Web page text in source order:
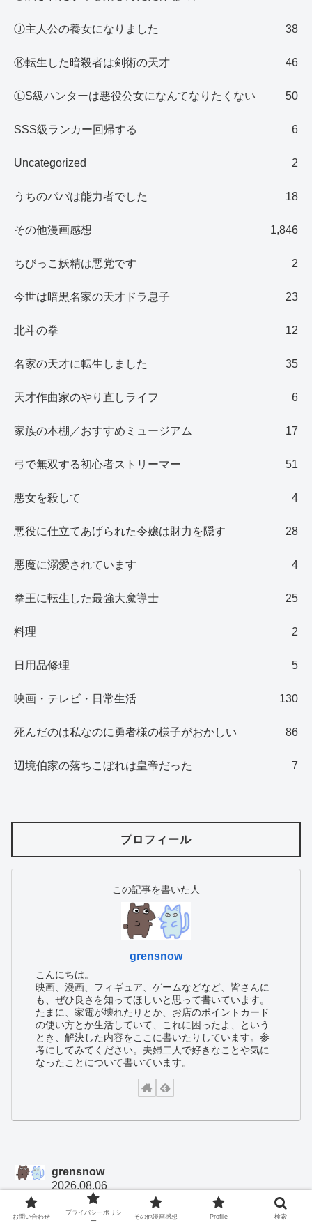
Ⓙ主人公の養女になりました 38
Ⓚ転生した暗殺者は剣術の天才 46
ⓁS級ハンターは悪役公女になんてなりたくない 50
SSS級ランカー回帰する 6
Uncategorized 2
うちのパパは能力者でした 18
その他漫画感想 1,846
ちびっこ妖精は悪党です 2
今世は暗黒名家の天才ドラ息子 23
北斗の拳 12
名家の天才に転生しました 35
天才作曲家のやり直しライフ 6
家族の本棚／おすすめミュージアム 17
弓で無双する初心者ストリーマー 51
悪女を殺して 4
悪役に仕立てあげられた令嬢は財力を隠す 28
悪魔に溺愛されています 4
拳王に転生した最強大魔導士 25
料理 2
日用品修理 5
映画・テレビ・日常生活 130
死んだのは私なのに勇者様の様子がおかしい 86
辺境伯家の落ちこぼれは皇帝だった 7
プロフィール
この記事を書いた人
grensnow
こんにちは。
映画、漫画、フィギュア、ゲームなどなど、皆さんに
も、ぜひ良さを知ってほしいと思って書いています。
たまに、家電が壊れたりとか、お店のポイントカード
の使い方とか生活していて、これに困ったよ、という
とき、解決した内容をここに書いたりしています。参
考にしてみてください。夫婦二人で好きなことや気に
なったことについて書いています。
grensnow
2026.08.06
エテさん、コメントありがとうございます！真冬から連日更
新を始めて酷暑の夏までやってきて、やっとヴァレスティナ
お問い合わせ
プライバシーポリシ
ー
その他漫画感想 Profile 検索